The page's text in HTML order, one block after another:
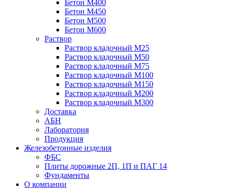
Бетон М400
Бетон М450
Бетон М500
Бетон М600
Раствор
Раствор кладочный М25
Раствор кладочный М50
Раствор кладочный М75
Раствор кладочный М100
Раствор кладочный М150
Раствор кладочный М200
Раствор кладочный М300
Доставка
АБН
Лаборатория
Продукция
Железобетонные изделия
ФБС
Плиты дорожные 2П, 1П и ПАГ 14
Фундаменты
О компании